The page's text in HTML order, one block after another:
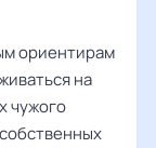
ориентирам
на
чужого